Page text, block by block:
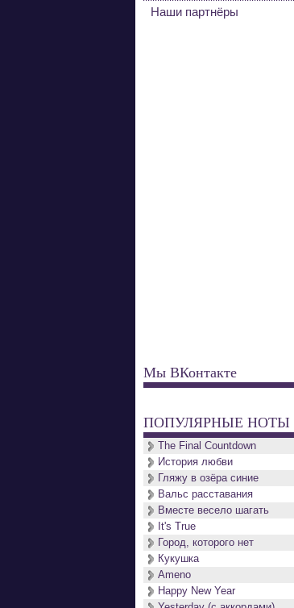
Наши партнёры
Мы ВКонтакте
ПОПУЛЯРНЫЕ НОТЫ
The Final Countdown
История любви
Гляжу в озёра синие
Вальс расставания
Вместе весело шагать
It's True
Город, которого нет
Кукушка
Ameno
Happy New Year